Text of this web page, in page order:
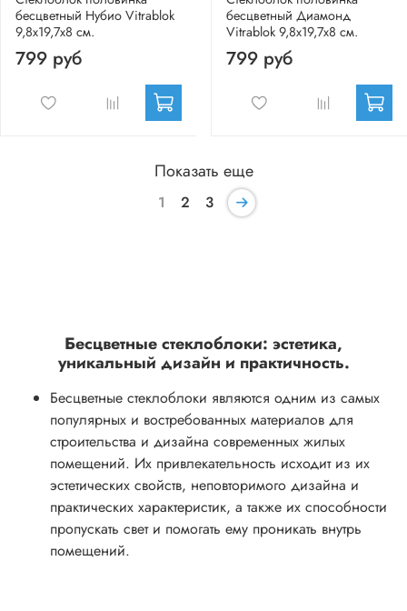
бесцветный Нубио Vitrablok
9,8x19,7x8 см.
799 руб
бесцветный Диамонд
Vitrablok 9,8x19,7x8 см.
799 руб
Показать еще
1 2 3
Бесцветные стеклоблоки: эстетика,
уникальный дизайн и практичность.
Бесцветные стеклоблоки являются одним из самых
популярных и востребованных материалов для
строительства и дизайна современных жилых
помещений. Их привлекательность исходит из их
эстетических свойств, неповторимого дизайна и
практических характеристик, а также их способности
пропускать свет и помогать ему проникать внутрь
помещений.